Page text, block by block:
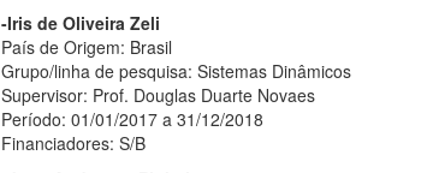
-Iris de Oliveira Zeli
País de Origem: Brasil
Grupo/linha de pesquisa: Sistemas Dinâmicos
Supervisor: Prof. Douglas Duarte Novaes
Período: 01/01/2017 a 31/12/2018
Financiadores: S/B